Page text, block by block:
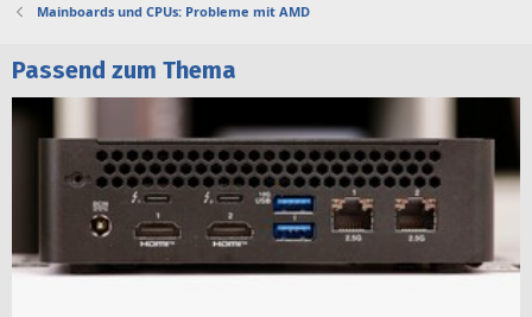
Mainboards und CPUs: Probleme mit AMD
Passend zum Thema